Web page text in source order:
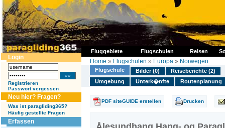
Fluggebiete Flugschulen Reisen
Login
Registrieren
Passwort vergessen
Neu hier? Fragen?
Was ist paragliding365?
Häufig gestellte Fragen
Erfassen
Home » Flugschulen » Europa » Norwegen
Flugschule Bilder (0)
Reiseberichte (2)
Umgebung
Unterk�nfte Routenplanung
PDF siteGUIDE erstellen Drucken